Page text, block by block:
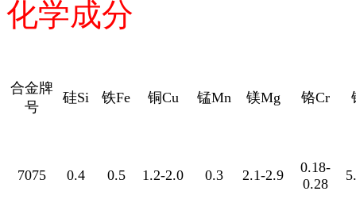
化学成分
合金牌
号
硅Si 铁Fe 铜Cu 锰Mn 镁Mg 铬Cr
7075 0.4 0.5 1.2-2.0 0.3 2.1-2.9
0.18-
0.28